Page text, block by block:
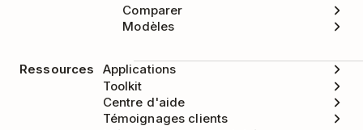
Comparer
Modèles
Ressources
Applications
Toolkit
Centre d'aide
Témoignages clients